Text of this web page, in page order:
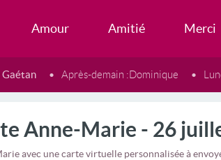
Amour Amitié Merci
Gaétan Après-demain :Dominique
Anne-Marie - 26
avec une carte virtuelle personnalisée à